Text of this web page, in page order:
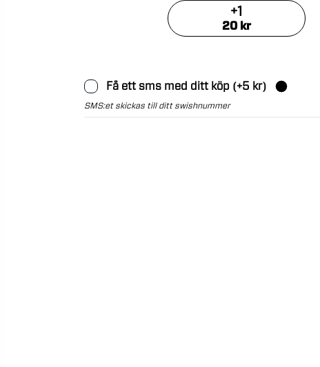
+1
20kr
Få ett sms med ditt köp (+5 kr)
SMS:et skickas till ditt swishnummer